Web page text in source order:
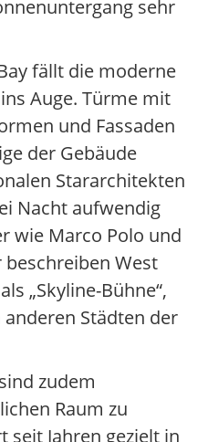
sehr
fällt die moderne
Auge. Türme mit
und Fassaden
der Gebäude
Stararchitekten
Nacht aufwendig
wie Marco Polo und
beschreiben West
„Skyline-Bühne“,
Städten der
zudem
Raum zu
seit Jahren gezielt in